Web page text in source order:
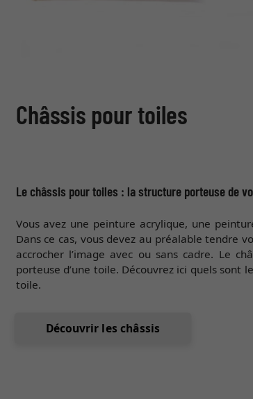
Châssis pour toiles
Le châssis pour toiles : la structure porteuse de
Vous avez une peinture acrylique, une
Dans ce cas, vous devez au préalable tendre
accrocher l’image avec ou sans cadre. Le
porteuse d’une toile. Découvrez ici quels
toile.
Découvrir les châssis